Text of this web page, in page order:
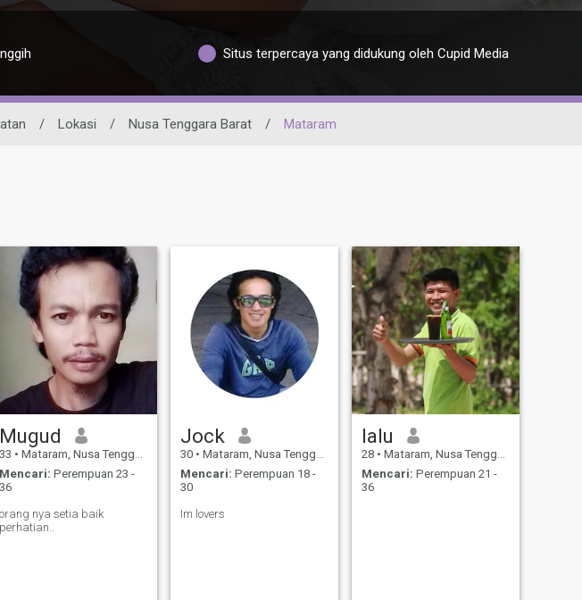
Situs terpercaya yang didukung oleh Cupid Media
/ Lokasi / Nusa Tenggara Barat / Mataram
Mugud
33 • Mataram, Nusa Tenggara Barat, Indonesia
Mencari: Perempuan 23 -
36
orang nya setia baik
perhatian..
Jock
30 • Mataram, Nusa Tenggara Barat, Indonesia
Mencari: Perempuan 18 -
30
Im lovers
lalu
28 • Mataram, Nusa Tenggara Barat, Indonesia
Mencari: Perempuan 21 -
36